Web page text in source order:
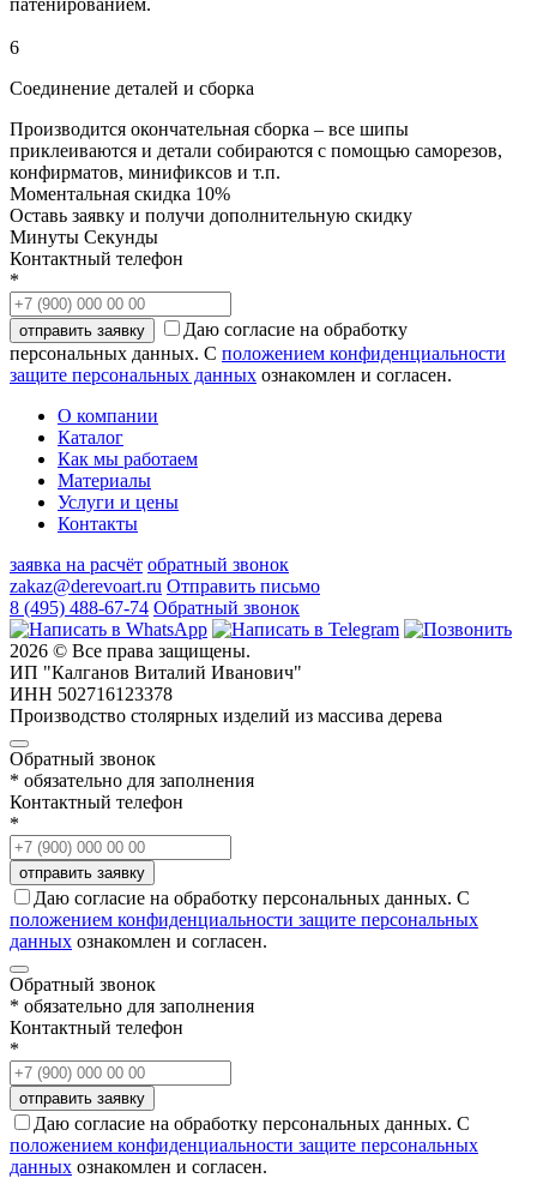
6
Соединение деталей и сборка
Производится окончательная сборка – все шипы
приклеиваются и детали собираются с помощью саморезов,
конфирматов, минификсов и т.п.
Моментальная скидка 10%
Оставь заявку и получи дополнительную скидку
Минуты Секунды
Контактный телефон
*
Даю согласие на обработку
персональных данных. С положением конфиденциальности
защите персональных данных ознакомлен и согласен.
О компании
Каталог
Как мы работаем
Материалы
Услуги и цены
Контакты
заявка на расчёт обратный звонок
zakaz@derevoart.ru Отправить письмо
8 (495) 488-67-74 Обратный звонок
2026 © Все права защищены.
ИП "Калганов Виталий Иванович"
ИНН 502716123378
Производство столярных изделий из массива дерева
Обратный звонок
* обязательно для заполнения
Контактный телефон
*
Даю согласие на обработку персональных данных. С
положением конфиденциальности защите персональных
данных ознакомлен и согласен.
Обратный звонок
* обязательно для заполнения
Контактный телефон
*
Даю согласие на обработку персональных данных. С
положением конфиденциальности защите персональных
данных ознакомлен и согласен.